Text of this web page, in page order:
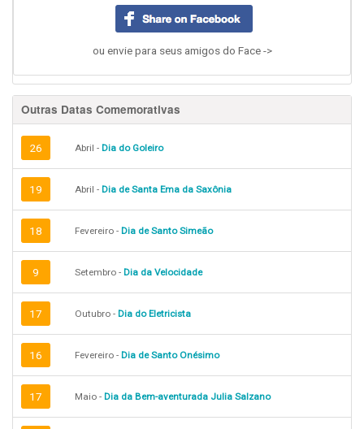
ou envie para seus amigos do Face ->
Outras Datas Comemorativas
26 Abril - Dia do Goleiro
19 Abril - Dia de Santa Ema da Saxônia
18 Fevereiro - Dia de Santo Simeão
9 Setembro - Dia da Velocidade
17 Outubro - Dia do Eletricista
16 Fevereiro - Dia de Santo Onésimo
17 Maio - Dia da Bem-aventurada Julia Salzano